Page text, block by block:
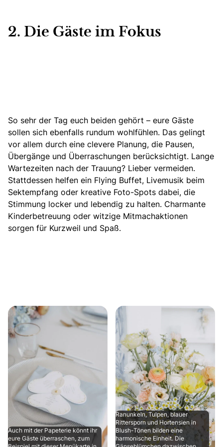
2. Die Gäste im Fokus
So sehr der Tag euch beiden gehört – eure Gäste
sollen sich ebenfalls rundum wohlfühlen. Das gelingt
vor allem durch eine clevere Planung, die Pausen,
Übergänge und Überraschungen berücksichtigt. Lange
Wartezeiten nach der Trauung? Lieber vermeiden.
Stattdessen helfen ein Flying Buffet, Livemusik beim
Sektempfang oder kreative Foto-Spots dabei, die
Stimmung locker und lebendig zu halten. Charmante
Kinderbetreuung oder witzige Mitmachaktionen
sorgen für Kurzweil und Spaß.
Auch mit der Papeterie könnt ihr
eure Gäste überraschen, zum
Ranunkeln, Tulpen, blauer
Rittersporn und Hortensien in
Blush-Tönen bilden eine
harmonische Einheit. Die